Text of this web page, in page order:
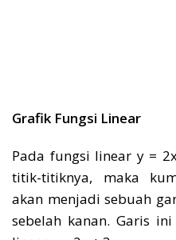
Grafik Fungsi Linear
Pada fungsi linear y =
titik-titiknya, maka
akan menjadi sebuah
sebelah kanan. Garis